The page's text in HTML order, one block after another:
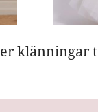
klänningar